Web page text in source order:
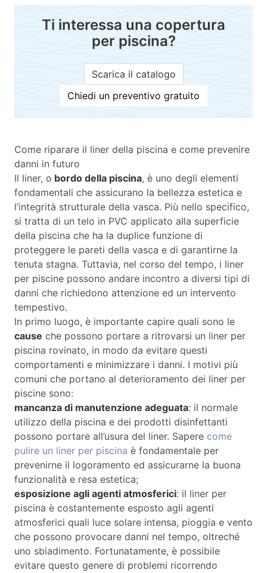
Ti interessa una copertura
per piscina?
Scarica il catalogo
Chiedi un preventivo gratuito
Come riparare il liner della piscina e come prevenire
danni in futuro
Il liner, o bordo della piscina, è uno degli elementi
fondamentali che assicurano la bellezza estetica e
l’integrità strutturale della vasca. Più nello specifico,
si tratta di un telo in PVC applicato alla superficie
della piscina che ha la duplice funzione di
proteggere le pareti della vasca e di garantirne la
tenuta stagna. Tuttavia, nel corso del tempo, i liner
per piscine possono andare incontro a diversi tipi di
danni che richiedono attenzione ed un intervento
tempestivo.
In primo luogo, è importante capire quali sono le
cause che possono portare a ritrovarsi un liner per
piscina rovinato, in modo da evitare questi
comportamenti e minimizzare i danni. I motivi più
comuni che portano al deterioramento dei liner per
piscine sono:
mancanza di manutenzione adeguata: il normale
utilizzo della piscina e dei prodotti disinfettanti
possono portare all’usura del liner. Sapere come
pulire un liner per piscina è fondamentale per
prevenirne il logoramento ed assicurarne la buona
funzionalità e resa estetica;
esposizione agli agenti atmosferici: il liner per
piscina è costantemente esposto agli agenti
atmosferici quali luce solare intensa, pioggia e vento
che possono provocare danni nel tempo, oltreché
uno sbiadimento. Fortunatamente, è possibile
evitare questo genere di problemi ricorrendo